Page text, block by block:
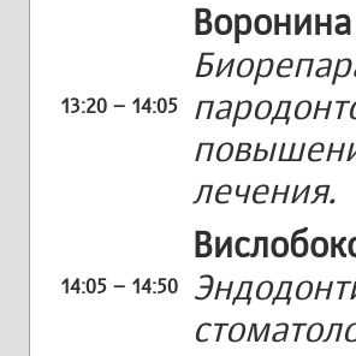
13:20 – 14:05
лечения.
14:05 – 14:50